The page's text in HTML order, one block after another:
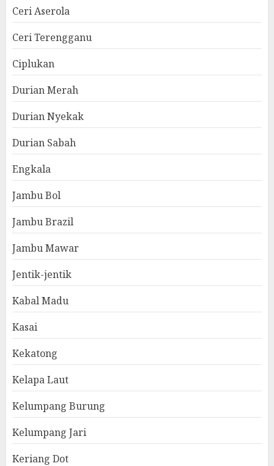
Ceri Aserola
Ceri Terengganu
Ciplukan
Durian Merah
Durian Nyekak
Durian Sabah
Engkala
Jambu Bol
Jambu Brazil
Jambu Mawar
Jentik-jentik
Kabal Madu
Kasai
Kekatong
Kelapa Laut
Kelumpang Burung
Kelumpang Jari
Keriang Dot